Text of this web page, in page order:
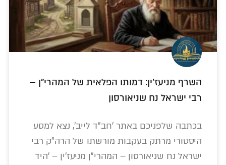
השרף מניעז'ין: דמותו הפלאית של המהרי"ן –
רבי ישראל נח שניאורסון
בכתבה שלפניכם באתר 'חב"ד לייב', נצא למסע
היסטורי מרתק בעקבות מורשתו של הרה"ק רבי
ישראל נח שניאורסון – המהרי"ן מניעז'ין – 'היד